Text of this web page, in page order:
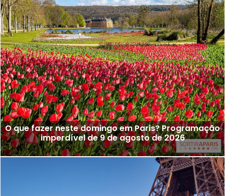
O que fazer neste domingo em Paris? Programação
imperdível de 9 de agosto de 2026